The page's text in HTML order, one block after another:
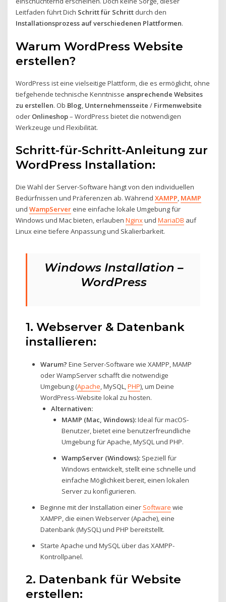
Leitfaden führt Dich Schritt für Schritt durch den
Installationsprozess auf verschiedenen Plattformen.
Warum WordPress Website
erstellen?
WordPress ist eine vielseitige Plattform, die es ermöglicht, ohne
tiefgehende technische Kenntnisse ansprechende Websites
zu erstellen. Ob Blog, Unternehmensseite / Firmenwebsite
oder Onlineshop– WordPress bietet die notwendigen
Werkzeuge und Flexibilität.
Schritt-für-Schritt-Anleitung zur
WordPress Installation:
Die Wahl der Server-Software hängt von den individuellen
Bedürfnissen und Präferenzen ab. WährendXAMPP, MAMP
undWampServer eine einfache lokale Umgebung für
Windows und Mac bieten, erlaubenNginxundMariaDB auf
Linux eine tiefere Anpassung und Skalierbarkeit.
Windows Installation –
WordPress
1. Webserver & Datenbank
installieren:
Warum? Eine Server-Software wie XAMPP, MAMP
oder WampServer schafft die notwendige
Umgebung (Apache , MySQL, PHP), um Deine
WordPress-Website lokal zu hosten.
Alternativen:
MAMP (Mac, Windows):Ideal für macOS-
Benutzer, bietet eine benutzerfreundliche
Umgebung für Apache, MySQL und PHP.
WampServer (Windows):Speziell für
Windows entwickelt, stellt eine schnelle und
einfache Möglichkeit bereit, einen lokalen
Server zu konfigurieren.
Beginne mit der Installation einer Software wie
XAMPP, die einen Webserver (Apache), eine
Datenbank (MySQL) und PHP bereitstellt.
Starte Apache und MySQL über das XAMPP-
Kontrollpanel.
2. Datenbank für Website
erstellen: